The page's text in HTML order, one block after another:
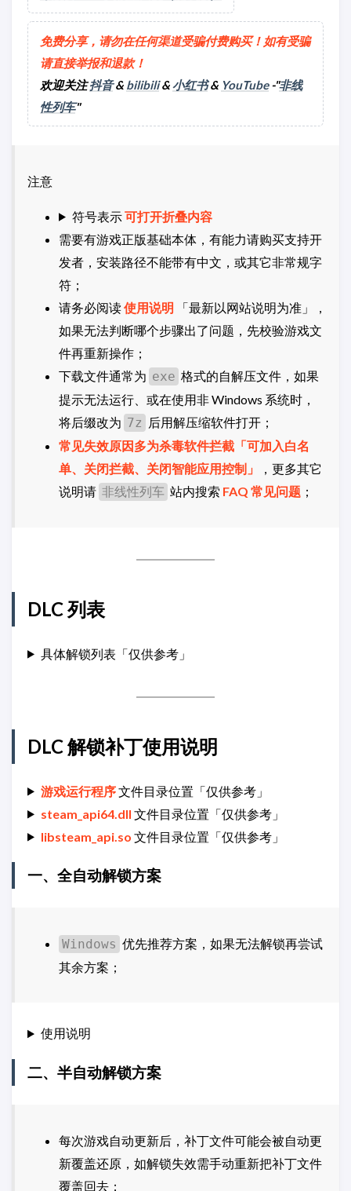
免费分享，请勿在任何渠道受骗付费购买！如有受骗
请直接举报和退款！
欢迎关注抖音& bilibili&小红书& YouTube-"非线
性列车"
注意
符号表示可打开折叠内容
需要有游戏正版基础本体，有能力请购买支持开
发者，安装路径不能带有中文，或其它非常规字
符；
请务必阅读使用说明
「最新以网站说明为准」，
如果无法判断哪个步骤出了问题，先校验游戏文
件再重新操作；
下载文件通常为 exe 格式的自解压文件，如果
提示无法运行、或在使用非 Windows 系统时，
将后缀改为 7z 后用解压缩软件打开；
常见失效原因多为杀毒软件拦截「可加入白名
单、关闭拦截、关闭智能应用控制」
，更多其它
说明请 非线性列车 站内搜索 FAQ 常见问题 ；
DLC 列表
具体解锁列表「仅供参考」
DLC 解锁补丁使用说明
游戏运行程序文件目录位置「仅供参考」
steam_api64.dll 文件目录位置「仅供参考」
libsteam_api.so 文件目录位置「仅供参考」
一、全自动解锁方案
Windows 优先推荐方案，如果无法解锁再尝试
其余方案；
使用说明
二、半自动解锁方案
每次游戏自动更新后，补丁文件可能会被自动更
新覆盖还原，如解锁失效需手动重新把补丁文件
覆盖回去；